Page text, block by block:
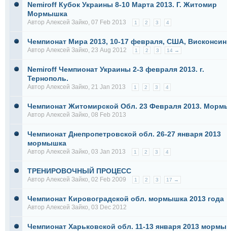
Nemiroff Кубок Украины 8-10 Марта 2013. Г. Житомир
Мормышка
Автор Алексей Зайко, 07 Feb 2013 1 2 3 4
Чемпионат Мира 2013, 10-17 февраля, США, Висконсин
Автор Алексей Зайко, 23 Aug 2012 1 2 3 14 →
Nemiroff Чемпионат Украины 2-3 февраля 2013. г.
Тернополь.
Автор Алексей Зайко, 21 Jan 2013 1 2 3 4
Чемпионат Житомирской Обл. 23 Февраля 2013.
Автор Алексей Зайко, 08 Feb 2013
Чемпионат Днепропетровской обл. 26-27 января 2013
мормышка
Автор Алексей Зайко, 03 Jan 2013 1 2 3 4
ТРЕНИРОВОЧНЫЙ ПРОЦЕСС
Автор Алексей Зайко, 02 Feb 2009 1 2 3 17 →
Чемпионат Кировоградской обл. мормышка 2013 года
Автор Алексей Зайко, 03 Dec 2012
Чемпионат Харьковской обл. 11-13 января 2013